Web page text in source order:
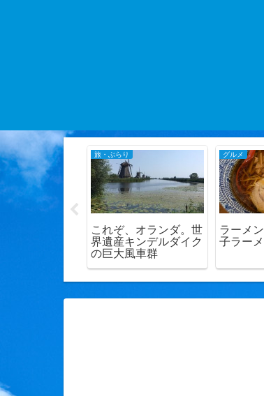
旅・ぶらり
これぞ、オランダ。世
界遺産キンデルダイク
の巨大風車群
グルメ
ラーメ
子ラー